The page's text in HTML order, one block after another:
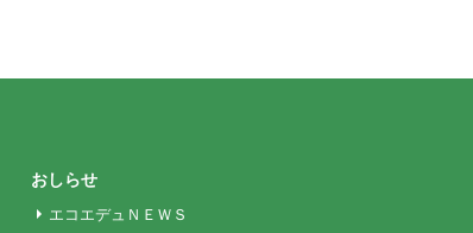
おしらせ
エコエデュＮＥＷＳ